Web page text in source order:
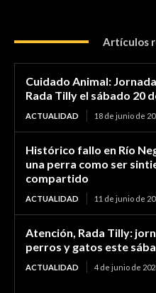
Artículos
Cuidado Animal:
Rada Tilly el sábado 20
ACTUALIDAD 18 de junio de
Histórico fallo en Río
una perra como ser
compartido
ACTUALIDAD 11 de junio de
Atención, Rada Tilly:
perros y gatos este
ACTUALIDAD 4 de junio de